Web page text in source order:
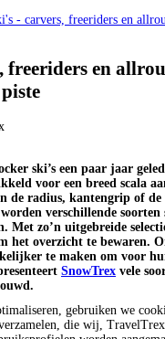
gebruiken we
die wij,
- carvers, freeriders en
freeriders en
ski’s een paar jaar
voor een breed scala
de radius, kantengrip of de
verschillende soorten
Met zo’n uitgebreide
het overzicht te bewaren.
te maken om voor
SnowTrex vele